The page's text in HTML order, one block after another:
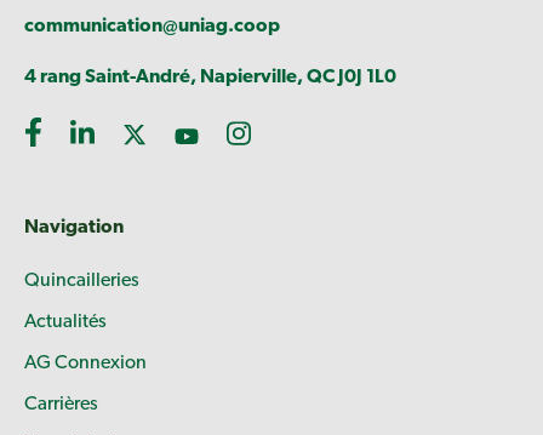
communication@uniag.coop
4 rang Saint-André, Napierville, QC J0J 1L0
Navigation
Quincailleries
Actualités
AG Connexion
Carrières